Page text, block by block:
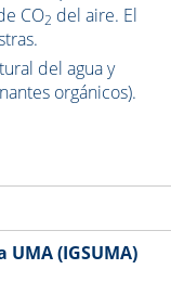
CO2 del aire. El
del agua y
orgánicos).
(IGSUMA)